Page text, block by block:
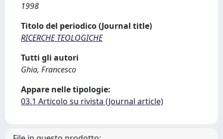
1998
Titolo del periodico (Journal title)
RICERCHE TEOLOGICHE
Tutti gli autori
Ghia, Francesco
Appare nelle tipologie:
03.1 Articolo su rivista (Journal article)